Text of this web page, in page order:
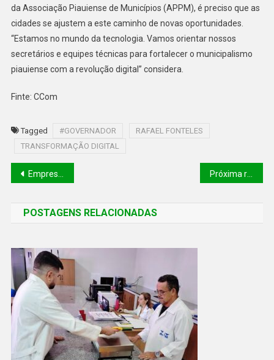
da Associação Piauiense de Municípios (APPM), é preciso que as
cidades se ajustem a este caminho de novas oportunidades.
“Estamos no mundo da tecnologia. Vamos orientar nossos
secretários e equipes técnicas para fortalecer o municipalismo
piauiense com a revolução digital” considera.
Finte: CCom
Tagged #GOVERNADOR
RAFAEL FONTELES
TRANSFORMAÇÃO DIGITAL
Empresária acusada de escravizar afilhada por 15 anos é solta pela Justiça
POSTAGENS RELACIONADAS